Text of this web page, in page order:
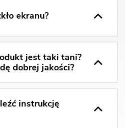
ekranu?
jest taki tani?
dobrej jakości?
instrukcję